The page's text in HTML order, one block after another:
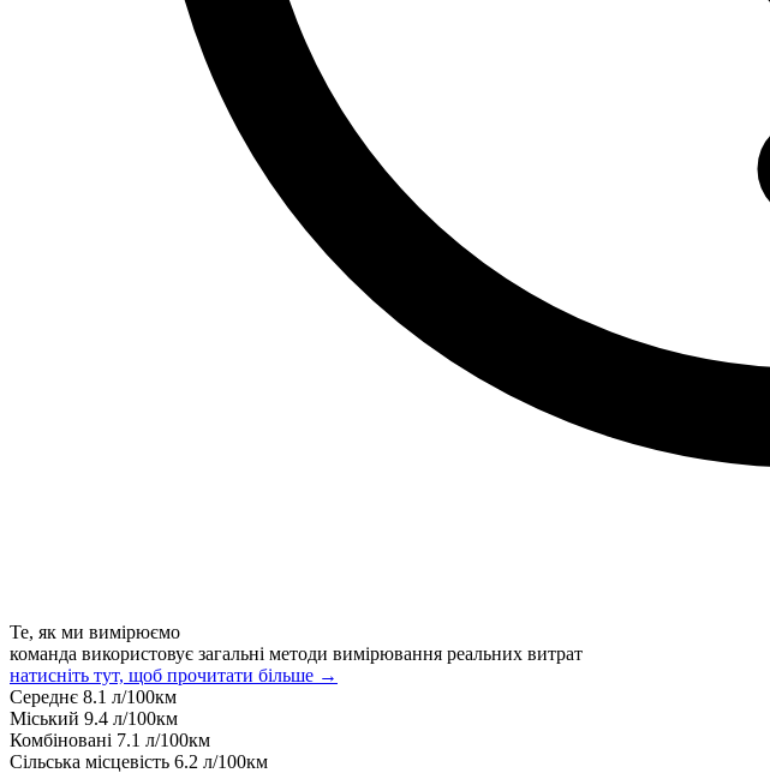
Те, як ми вимірюємо
команда використовує загальні методи вимірювання реальних витрат
натисніть тут, щоб прочитати більше →
Середнє 8.1 л/100км
Міський 9.4 л/100км
Комбіновані 7.1 л/100км
Сільська місцевість 6.2 л/100км